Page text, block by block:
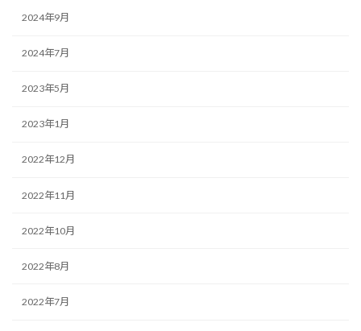
2024年9月
2024年7月
2023年5月
2023年1月
2022年12月
2022年11月
2022年10月
2022年8月
2022年7月